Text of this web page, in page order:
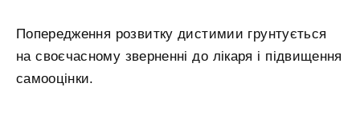
Попередження розвитку дистимии грунтується
на своєчасному зверненні до лікаря і підвищення
самооцінки.